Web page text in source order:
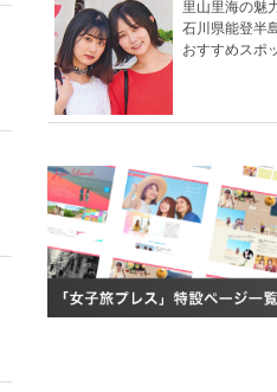
里山里海の魅
石川県能登半
おすすめスポ